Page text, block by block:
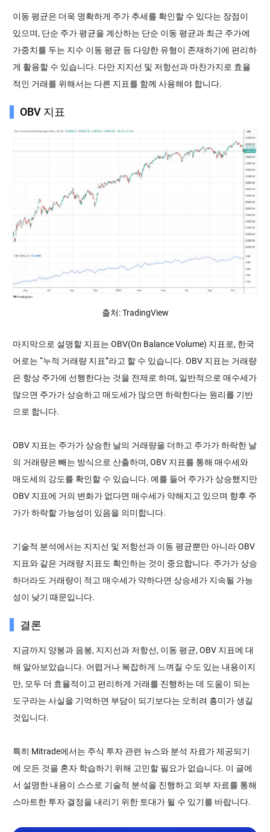
이동 평균은 더욱 명확하게 주가 추세를 확인할 수 있다는 장점이
있으며, 단순 주가 평균을 계산하는 단순 이동 평균과 최근 주가에
가중치를 두는 지수 이동 평균 등 다양한 유형이 존재하기에 편리하
게 활용할 수 있습니다. 다만 지지선 및 저항선과 마찬가지로 효율
적인 거래를 위해서는 다른 지표를 함께 사용해야 합니다.
OBV 지표
출처: TradingView
마지막으로 설명할 지표는 OBV(On Balance Volume) 지표로, 한국
어로는 “누적 거래량 지표”라고 할 수 있습니다. OBV 지표는 거래량
은 항상 주가에 선행한다는 것을 전제로 하며, 일반적으로 매수세가
많으면 주가가 상승하고 매도세가 많으면 하락한다는 원리를 기반
으로 합니다.
OBV 지표는 주가가 상승한 날의 거래량을 더하고 주가가 하락한 날
의 거래량은 빼는 방식으로 산출하며, OBV 지표를 통해 매수세와
매도세의 강도를 확인할 수 있습니다. 예를 들어 주가가 상승했지만
OBV 지표에 거의 변화가 없다면 매수세가 약해지고 있으며 향후 주
가가 하락할 가능성이 있음을 의미합니다.
기술적 분석에서는 지지선 및 저항선과 이동 평균뿐만 아니라 OBV
지표와 같은 거래량 지표도 확인하는 것이 중요합니다. 주가가 상승
하더라도 거래량이 적고 매수세가 약하다면 상승세가 지속될 가능
성이 낮기 때문입니다.
결론
지금까지 양봉과 음봉, 지지선과 저항선, 이동 평균, OBV 지표에 대
해 알아보았습니다. 어렵거나 복잡하게 느껴질 수도 있는 내용이지
만, 모두 더 효율적이고 편리하게 거래를 진행하는 데 도움이 되는
도구라는 사실을 기억하면 부담이 되기보다는 오히려 흥미가 생길
것입니다.
특히 Mitrade에서는 주식 투자 관련 뉴스와 분석 자료가 제공되기
에 모든 것을 혼자 학습하기 위해 고민할 필요가 없습니다. 이 글에
서 설명한 내용이 스스로 기술적 분석을 진행하고 외부 자료를 통해
스마트한 투자 결정을 내리기 위한 토대가 될 수 있기를 바랍니다.